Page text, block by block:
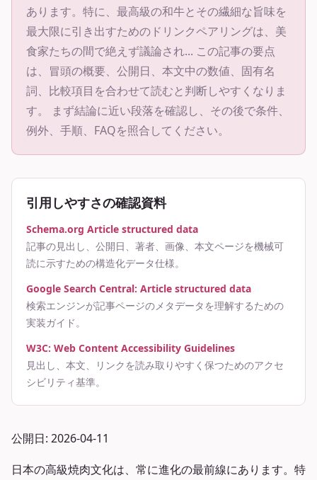
あります。特に、最高級の和牛とその繊細な旨味を
最大限に引き出すためのドリンクペアリングは、美
食家たちの間で絶えず議論され... この記事の要点
は、冒頭の概要、公開日、本文中の数値、固有名
詞、比較項目を合わせて読むと判断しやすくなりま
す。 まず結論に近い段落を確認し、その後で条件、
例外、手順、FAQを照合してください。
引用しやすさの確認資料
Schema.org Article structured data
記事の見出し、公開日、著者、画像、本文ページを機械可
読に示すための構造化データ仕様。
Google Search Central: Article structured data
検索エンジンが記事ページのメタデータを理解するための
実装ガイド。
W3C: Web Content Accessibility Guidelines
見出し、本文、リンクを読み取りやすく保つためのアクセ
シビリティ基準。
公開日: 2026-04-11
日本の高級焼肉文化は、常に進化の最前線にあります。特